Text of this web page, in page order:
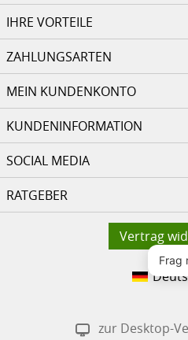
IHRE VORTEILE
ZAHLUNGSARTEN
MEIN KUNDENKONTO
KUNDENINFORMATION
SOCIAL MEDIA
RATGEBER
Vertrag
zur Desktop-